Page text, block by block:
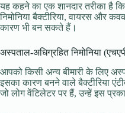
यह कहने का एक शानदार तरीका है
निमोनिया बैक्टीरिया, वायरस और
कारण भी बन सकते हैं।
अस्पताल-अधिग्रहित निमोनिया
आपको किसी अन्य बीमारी के लिए
इसका कारण बनने वाले बैक्टीरिया
जो लोग वेंटिलेटर पर हैं, उन्हें इस